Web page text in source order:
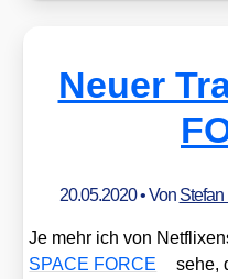
Neuer
20.05.2020• Von
Je mehr ich von
SPACE FORCE
sehe,